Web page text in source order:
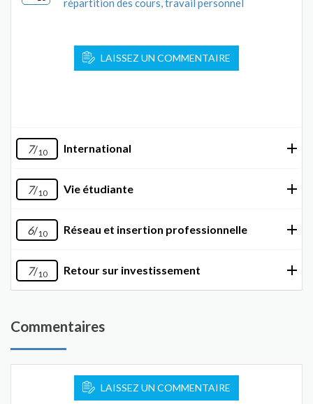
répartition des cours, travail personnel
LAISSEZ UN COMMENTAIRE
7/10 International
7/10 Vie étudiante
6/10 Réseau et insertion professionnelle
7/10 Retour sur investissement
Commentaires
LAISSEZ UN COMMENTAIRE